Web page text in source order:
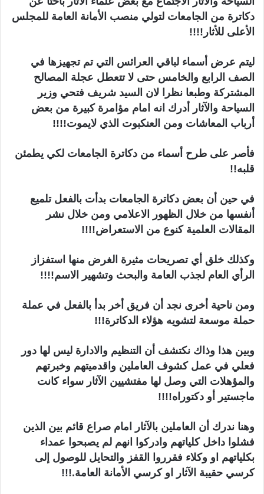
دكاترة من الجامعات لتولي منصب الأمانة العامة للمجلس
الأعلى للأثار!!!!
ليتم عرض أسماء لباقي العرائس التي تم تجهيزها في
الصف الرابع والخامس حتى لا تتعطل عجلة المصالح
المشتركة وطبعا نظرا لان السيد شريف فتحي وزير
السياحة والآثار أدرك انه امام مؤامرة كبيرة من بعض
أرباب المعاشات ومن العنكبوت الذي لايموت!!!!
فأصر على طرح أسماء من دكاترة الجامعات لكي يطمئن
قلبه!!
في حين أن بعض دكاترة الجامعات بدأت بالفعل تلميع
أنفسها من خلال الظهور الاعلامي ومن خلال نشر
المقالات العلمية كنوع من الاستعراض!!!!
وكذلك خلق أي تصريحات مثيرة الغرض منها استفزاز
الرأي العام لجذب العامة والبحث وتشهير الاسم!!!!
ومن ناحية أخرى نجد أن فريق أخر بدأ بالفعل في عملة
حملة موسعة لتشويه هؤلاء الدكاترة!!!
وبين هذا وذاك نكتشف أن التنظيم والادارة ليس لها دور
فعلي في عمل كشوف العاملين واقدميتهم وخبرتهم
والمؤهلات التي وصل لها مفتشيين الآثار سواء كانت
ماجستير أو دكتوراه!!!!
وهنا ندرك أن العاملين بالآثار امام صراع قائم بين الذين
فشلوا داخل كلياتهم وادركوا انهم لم يصبحوا عمداء
بكلياتهم او وكلاء فقرروا القفز والتحايل للوصول إلى
كرسي حقيبة الآثار او كرسي الأمانة العامة.!!!